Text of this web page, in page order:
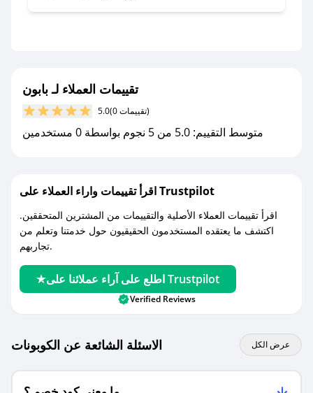
مع صحصح، تسوق بذكاء ووفّر على كل مشترياتك مع
تقييمات العملاء لـ بابون
5.0 (0 تقييمات)
متوسط التقييم: 5.0 من 5 نجوم بواسطة 0 مستخدمين
اقرأ تقييمات واراء العملاء على Trustpilot
اقرأ تقييمات العملاء الأصلية والتقييمات من المشترين المتحققين.
اكتشف ما يعتقده المستخدمون الحقيقيون حول خدمتنا وتعلم من
تجاربهم.
اطلع على آراء عملائنا على Trustpilot
Verified Reviews
الاسئلة الشائعة عن الكوبونات عرض الكل